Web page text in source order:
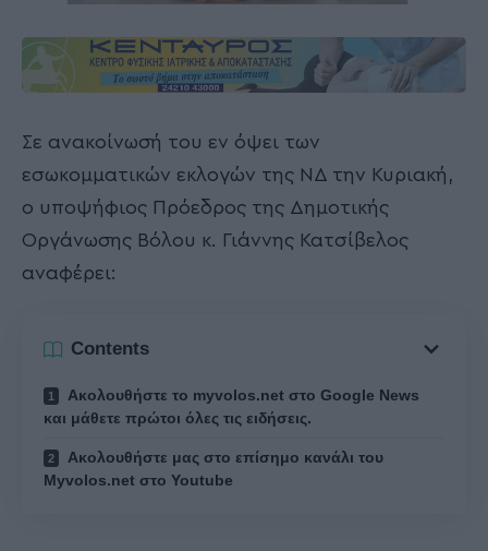
Σε ανακοίνωσή του εν όψει των
εσωκομματικών εκλογών της ΝΔ την Κυριακή,
ο υποψήφιος Πρόεδρος της Δημοτικής
Οργάνωσης Βόλου κ. Γιάννης Κατσίβελος
αναφέρει:
Contents
Ακολουθήστε το myvolos.net στο Google News
και μάθετε πρώτοι όλες τις ειδήσεις.
Ακολουθήστε μας στο επίσημο κανάλι του
Myvolos.net στο Youtube